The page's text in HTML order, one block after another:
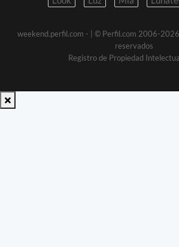
weekend.perfil.com -
| © Perfil.com 2006-
reservados
Registro de Propiedad